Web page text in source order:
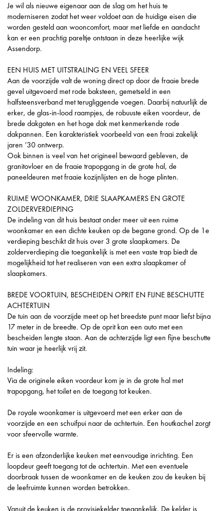
Je wil als nieuwe eigenaar aan de slag om het huis te
moderniseren zodat het weer voldoet aan de huidige eisen die
worden gesteld aan wooncomfort, maar met liefde en aandacht
kan er een prachtig pareltje ontstaan in deze heerlijke wijk
Assendorp.
EEN HUIS MET UITSTRALING EN VEEL SFEER
Aan de voorzijde valt de woning direct op door de fraaie brede
gevel uitgevoerd met rode baksteen, gemetseld in een
halfsteensverband met terugliggende voegen. Daarbij natuurlijk de
erker, de glas-in-lood raampjes, de robuuste eiken voordeur, de
brede dakgoten en het hoge dak met kenmerkende rode
dakpannen. Een karakteristiek voorbeeld van een fraai zakelijk
jaren ’30 ontwerp.
Ook binnen is veel van het origineel bewaard gebleven, de
granitovloer en de fraaie trapopgang in de grote hal, de
paneeldeuren met fraaie kozijnlijsten en de hoge plinten.
RUIME WOONKAMER, DRIE SLAAPKAMERS EN GROTE
ZOLDERVERDIEPING
De indeling van dit huis bestaat onder meer uit een ruime
woonkamer en een dichte keuken op de begane grond. Op de 1e
verdieping beschikt dit huis over 3 grote slaapkamers. De
zolderverdieping die toegankelijk is met een vaste trap biedt de
mogelijkheid tot het realiseren van een extra slaapkamer of
slaapkamers.
BREDE VOORTUIN, BESCHEIDEN OPRIT EN FIJNE BESCHUTTE
ACHTERTUIN
De tuin aan de voorzijde meet op het breedste punt maar liefst bijna
17 meter in de breedte. Op de oprit kan een auto met een
bescheiden lengte staan. Aan de achterzijde ligt een fijne beschutte
tuin waar je heerlijk vrij zit.
Indeling:
Via de originele eiken voordeur kom je in de grote hal met
trapopgang, het toilet en de toegang tot keuken.
De royale woonkamer is uitgevoerd met een erker aan de
voorzijde en een schuifpui naar de achtertuin. Een houtkachel zorgt
voor sfeervolle warmte.
Er is een afzonderlijke keuken met eenvoudige inrichting. Een
loopdeur geeft toegang tot de achtertuin. Met een eventuele
doorbraak tussen de woonkamer en de keuken zou de keuken bij
de leefruimte kunnen worden betrokken.
Vanuit de keuken is de provisiekelder toegankelijk. De kelder is